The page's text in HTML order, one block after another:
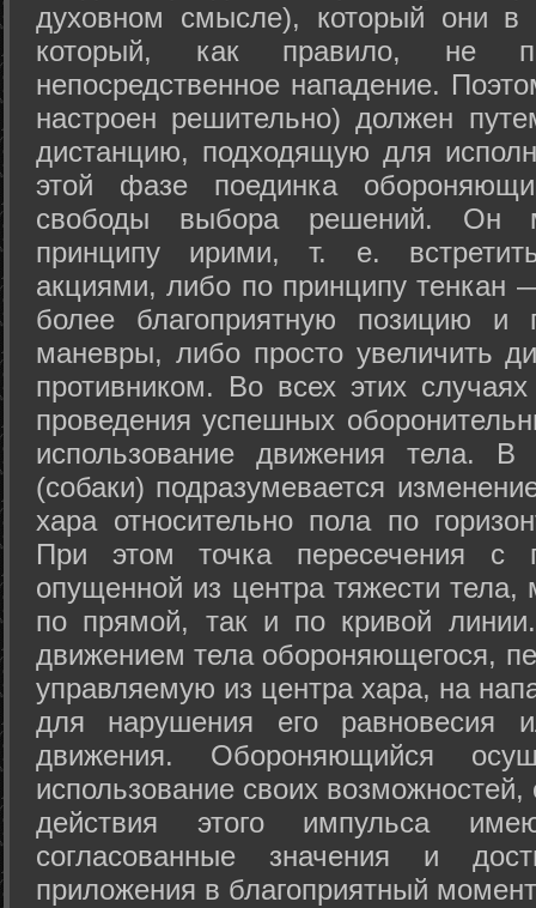
духовном смысле), который они в
который, как правило, не
непосредственное нападение.
настроен решительно) должен
дистанцию, подходящую для
этой фазе поединка
свободы выбора решений. Он
принципу ирими, т. е.
акциями, либо по принципу тенкан
более благоприятную позицию и
маневры, либо просто увеличить
противником. Во всех этих
проведения успешных
использование движения тела.
(собаки) подразумевается
хара относительно пола по
При этом точка пересечения с
опущенной из центра тяжести
по прямой, так и по кривой
движением тела обороняющегося,
управляемую из центра хара, на
для нарушения его равновесия
движения. Обороняющийся
использование своих
действия этого импульса
согласованные значения и
приложения в благоприятный